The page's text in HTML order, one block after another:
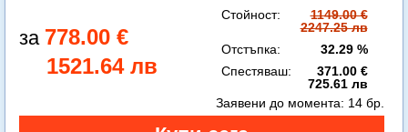
778.00 €
1521.64 лв
Стойност:
1149.00 €
2247.25 лв
Отстъпка:
32.29 %
Спестяваш:
371.00 €
725.61 лв
Заявени до момента: 14 бр.